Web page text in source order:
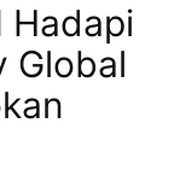
Hadapi
Global